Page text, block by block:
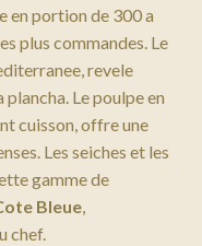
en portion de 300 a
plus commandes. Le
revele
Le poulpe en
cuisson, offre une
Les seiches et les
gamme de
Bleue,
chef.